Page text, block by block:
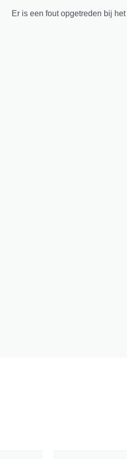
Er is een fout opgetreden bij